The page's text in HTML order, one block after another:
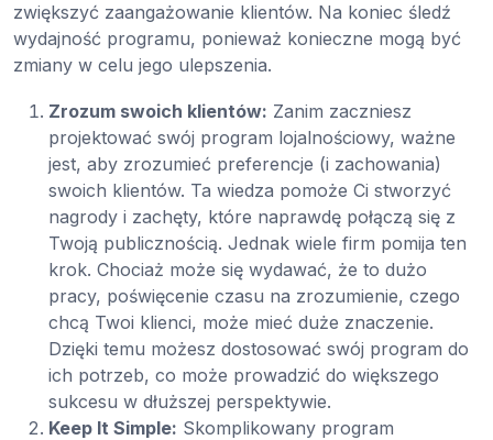
zwiększyć zaangażowanie klientów. Na koniec śledź
wydajność programu, ponieważ konieczne mogą być
zmiany w celu jego ulepszenia.
Zrozum swoich klientów: Zanim zaczniesz
projektować swój program lojalnościowy, ważne
jest, aby zrozumieć preferencje (i zachowania)
swoich klientów. Ta wiedza pomoże Ci stworzyć
nagrody i zachęty, które naprawdę połączą się z
Twoją publicznością. Jednak wiele firm pomija ten
krok. Chociaż może się wydawać, że to dużo
pracy, poświęcenie czasu na zrozumienie, czego
chcą Twoi klienci, może mieć duże znaczenie.
Dzięki temu możesz dostosować swój program do
ich potrzeb, co może prowadzić do większego
sukcesu w dłuższej perspektywie.
Keep It Simple: Skomplikowany program